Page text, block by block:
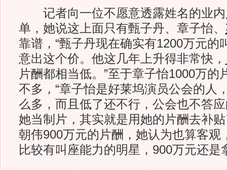
记者向一位不愿意透露姓名的业内
单，她说这上面只有甄子丹、章子怡、
靠谱，“甄子丹现在确实有1200万元的
意出这个价。他这几年上升得非常快，
片酬都相当低。”至于章子怡1000万的
不多，“章子怡是好莱坞演员公会的人
么多，而且低了还不行，公会也不答
她当制片，其实就是用她的片酬去补
朝伟900万元的片酬，她认为也算客观
比较有叫座能力的明星，900万元还是